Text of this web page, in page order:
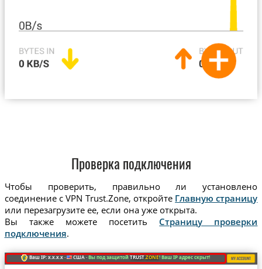
Проверка подключения
Чтобы проверить, правильно ли установлено
соединение с VPN Trust.Zone, откройте Главную страницу
или перезагрузите ее, если она уже открыта.
Вы также можете посетить Страницу проверки
подключения.
Ваш IP: x.x.x.x · США ·Вы под защитойTRUST.ZONE! Ваш IP адрес скрыт!